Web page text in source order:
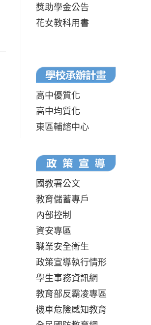
獎助學金公告
花女教科用書
高中優質化
高中均質化
東區輔諮中心
國教署公文
教育儲蓄專戶
內部控制
資安專區
職業安全衛生
政策宣導執行情形
學生事務資訊網
教育部反霸凌專區
機車危險感知教育